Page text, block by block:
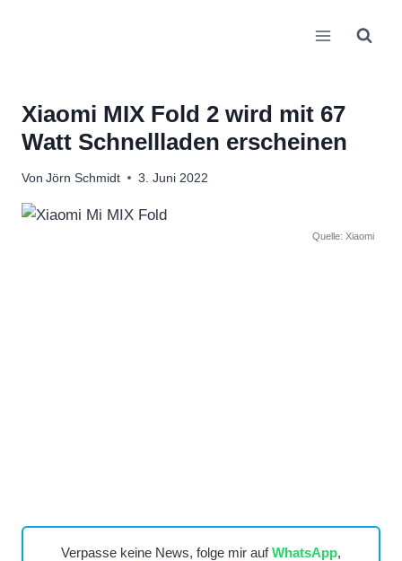
Xiaomi MIX Fold 2 wird mit 67
Watt Schnellladen erscheinen
Von Jörn Schmidt 3. Juni 2022
Quelle: Xiaomi
Verpasse keine News, folge mir aufWhatsApp,